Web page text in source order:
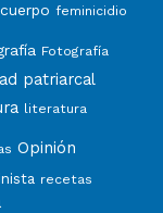
cuerpo feminicidio
Fotografía
patriarcal
literatura
Opinión
recetas